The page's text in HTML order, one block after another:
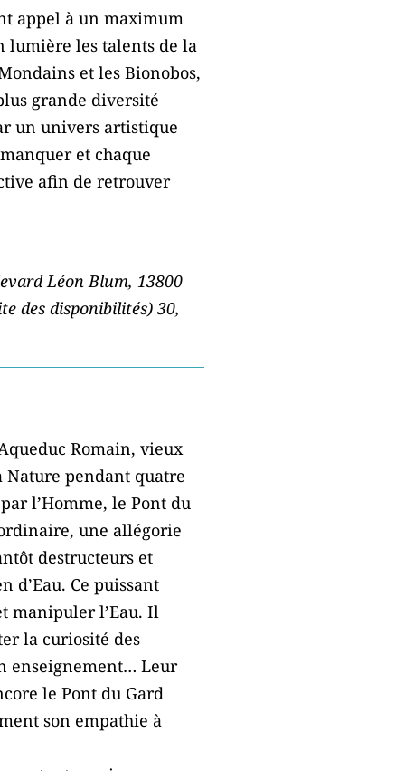
appel à un maximum
lumière les talents de la
et les Bionobos,
grande diversité
un univers artistique
et chaque
afin de retrouver
Léon Blum, 13800
des disponibilités) 30,
Romain, vieux
Nature pendant quatre
l’Homme, le Pont du
une allégorie
destructeurs et
d’Eau. Ce puissant
manipuler l’Eau. Il
la curiosité des
enseignement… Leur
le Pont du Gard
son empathie à